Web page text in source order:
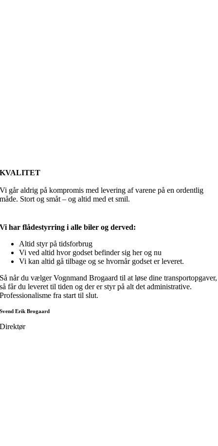
KVALITET
Vi går aldrig på kompromis med levering af varene på en ordentlig
måde. Stort og småt – og altid med et smil.
Vi har flådestyrring i alle biler og derved:
Altid styr på tidsforbrug
Vi ved altid hvor godset befinder sig her og nu
Vi kan altid gå tilbage og se hvornår godset er leveret.
Så når du vælger Vognmand Brogaard til at løse dine transportopgaver,
så får du leveret til tiden og der er styr på alt det administrative.
Professionalisme fra start til slut.
Svend Erik Brogaard
Direktør